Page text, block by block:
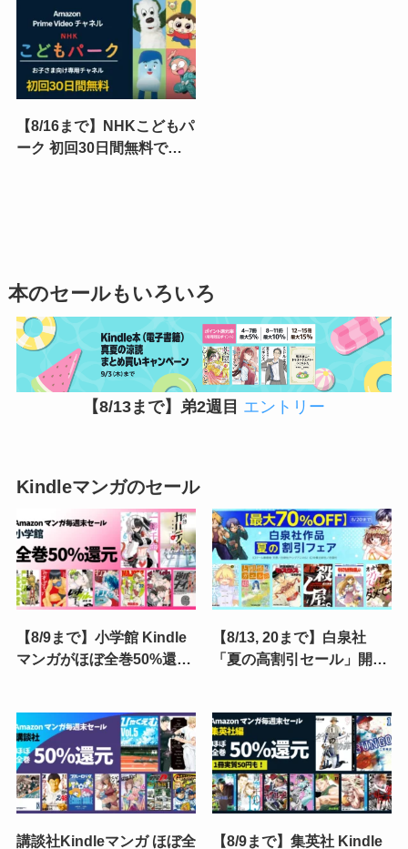
談社・集英社・小学館の人
気アニメ三昧♪
【8/16まで】NHKこどもパ
ーク 初回30日間無料で！
本のセールもいろいろ
【8/13まで】弟2週目 エントリー
Kindleマンガのセール
【8/9まで】小学館 Kindle
マンガがほぼ全巻50%還元
2nd／レッドブルー／逆境
ナイン／みずぽろ
【8/13, 20まで】白泉社
「夏の高割引セール」開
の君たちへ／平穏世代の韋
駄天達／殺し屋
講談社Kindleマンガ ほぼ全 【8/9まで】集英社 Kindle